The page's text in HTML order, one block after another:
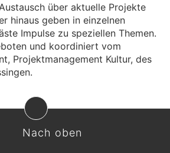
über aktuelle Projekte
hinaus geben in einzelnen
Impulse zu speziellen Themen.
und koordiniert vom
Projektmanagement Kultur, des
Nach oben